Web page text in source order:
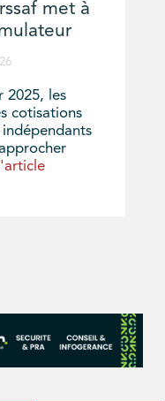
met à
2025, les
cotisations